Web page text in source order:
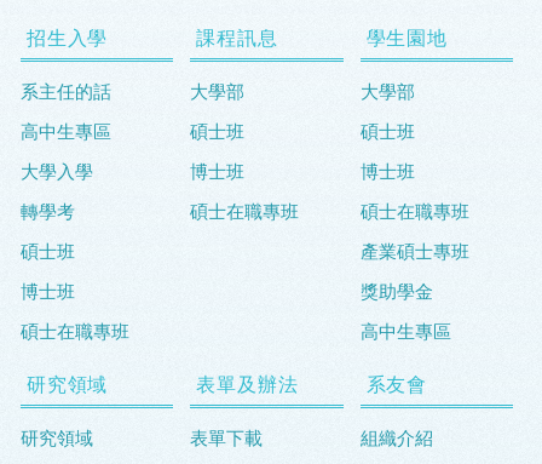
招生入學
系主任的話
高中生專區
大學入學
轉學考
碩士班
博士班
碩士在職專班
課程訊息
大學部
碩士班
博士班
碩士在職專班
學生園地
大學部
碩士班
博士班
碩士在職專班
產業碩士專班
獎助學金
高中生專區
研究領域
研究領域
表單及辦法
表單下載
系友會
組織介紹